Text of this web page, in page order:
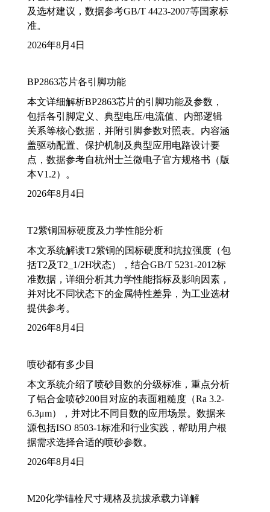
及选材建议，数据参考GB/T 4423-2007等国家标
准。
2026年8月4日
BP2863芯片各引脚功能
本文详细解析BP2863芯片的引脚功能及参数，
包括各引脚定义、典型电压/电流值、内部逻辑
关系等核心数据，并附引脚参数对照表。内容涵
盖驱动配置、保护机制及典型应用电路设计要
点，数据参考自杭州士兰微电子官方规格书（版
本V1.2）。
2026年8月4日
T2紫铜国标硬度及力学性能分析
本文系统解读T2紫铜的国标硬度和抗拉强度（包
括T2及T2_1/2H状态），结合GB/T 5231-2012标
准数据，详细分析其力学性能指标及影响因素，
并对比不同状态下的金属特性差异，为工业选材
提供参考。
2026年8月4日
喷砂都有多少目
本文系统介绍了喷砂目数的分级标准，重点分析
了铝合金喷砂200目对应的表面粗糙度（Ra 3.2-
6.3μm），并对比不同目数的应用场景。数据来
源包括ISO 8503-1标准和行业实践，帮助用户根
据需求选择合适的喷砂参数。
2026年8月4日
M20化学锚栓尺寸规格及抗拔承载力详解